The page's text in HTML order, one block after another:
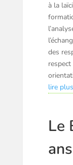
à la
des
lire
Le